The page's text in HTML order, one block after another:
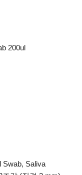
200ul
Swab, Saliva